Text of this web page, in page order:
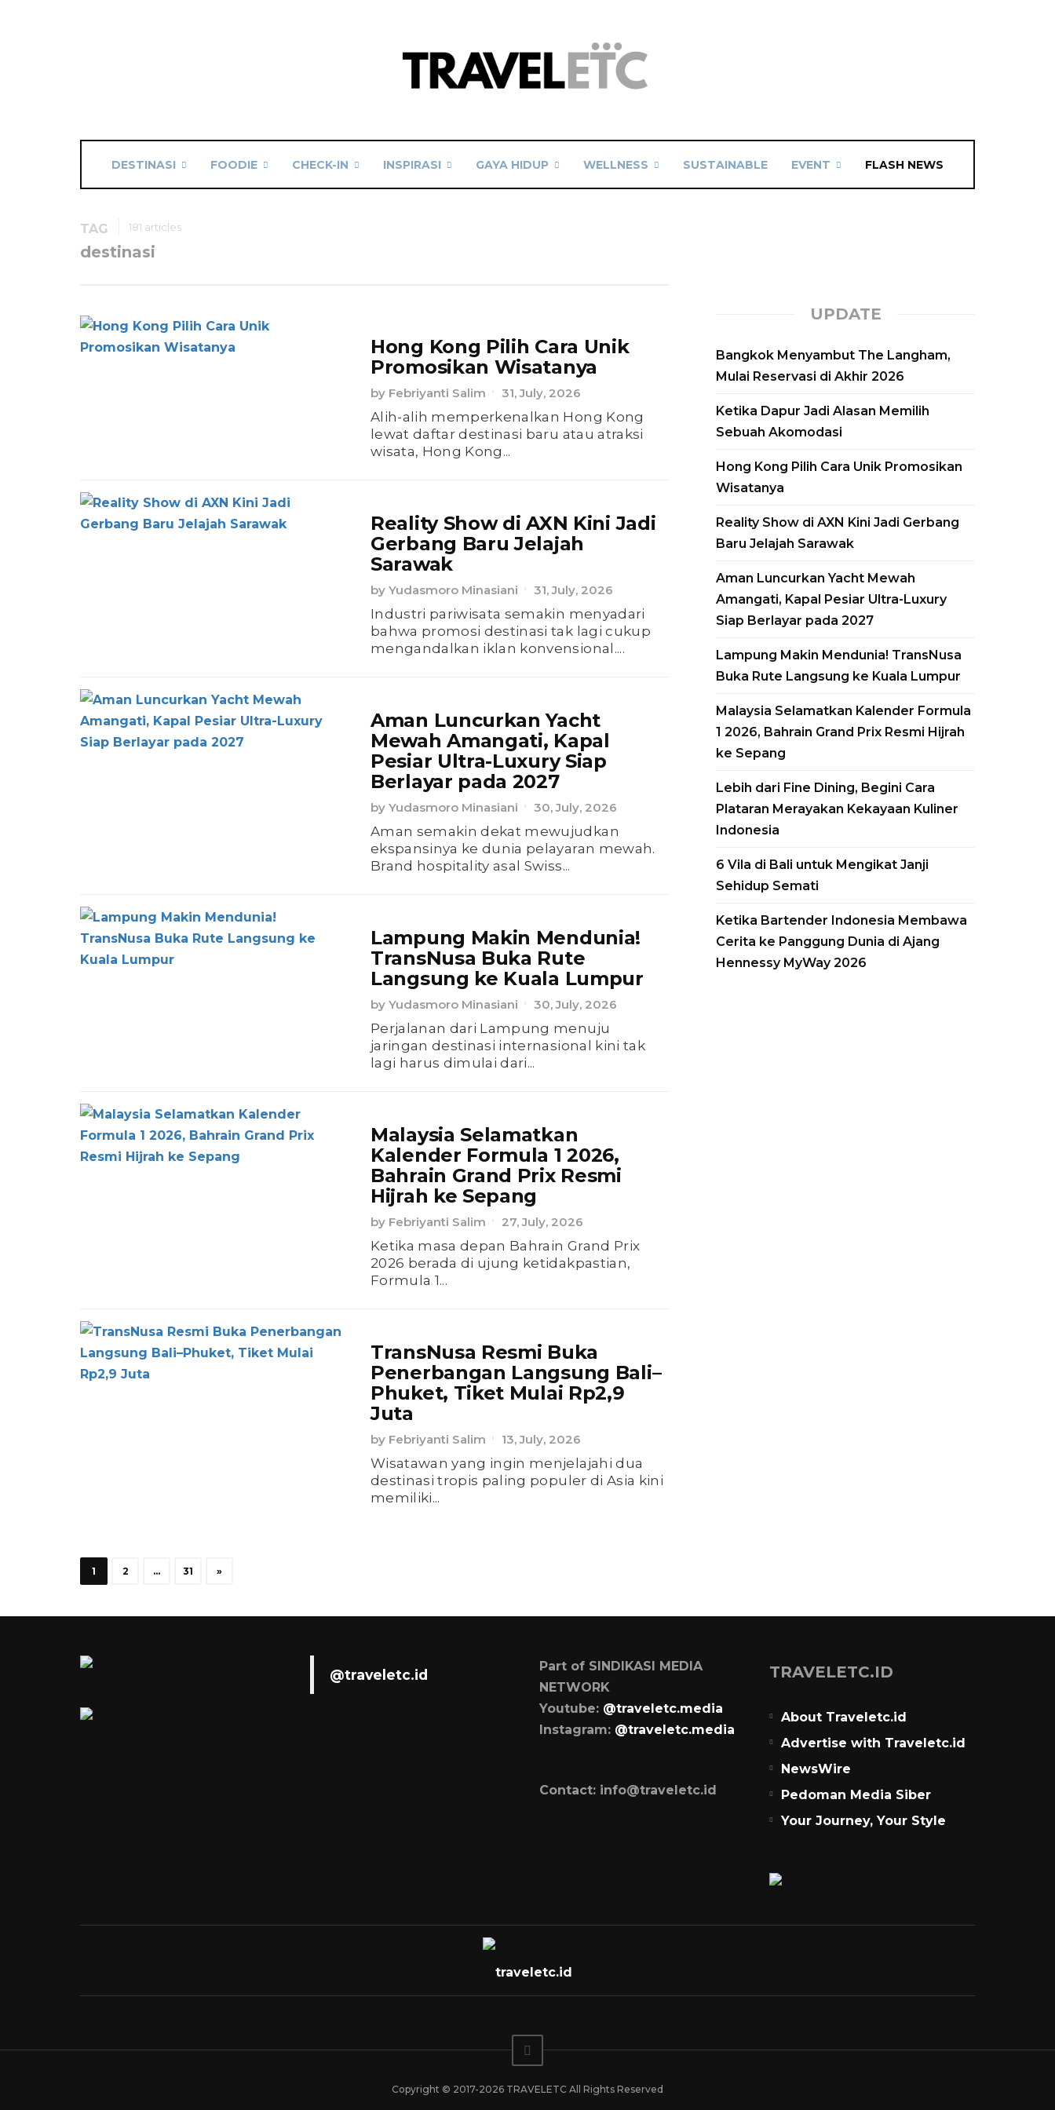
DESTINASI FOODIE CHECK-IN INSPIRASI GAYA HIDUP WELLNESS SUSTAINABLE EVENT FLASH NEWS
TAG 181 articles
destinasi
Hong Kong Pilih Cara Unik
Promosikan Wisatanya
by Febriyanti Salim 31, July, 2026
Alih-alih memperkenalkan Hong Kong
lewat daftar destinasi baru atau atraksi
wisata, Hong Kong...
Reality Show di AXN Kini Jadi
Gerbang Baru Jelajah
Sarawak
by Yudasmoro Minasiani 31, July, 2026
Industri pariwisata semakin menyadari
bahwa promosi destinasi tak lagi cukup
mengandalkan iklan konvensional....
Aman Luncurkan Yacht
Mewah Amangati, Kapal
Pesiar Ultra-Luxury Siap
Berlayar pada 2027
by Yudasmoro Minasiani 30, July, 2026
Aman semakin dekat mewujudkan
ekspansinya ke dunia pelayaran mewah.
Brand hospitality asal Swiss...
Lampung Makin Mendunia!
TransNusa Buka Rute
Langsung ke Kuala Lumpur
by Yudasmoro Minasiani 30, July, 2026
Perjalanan dari Lampung menuju
jaringan destinasi internasional kini tak
lagi harus dimulai dari...
Malaysia Selamatkan
Kalender Formula 1 2026,
Bahrain Grand Prix Resmi
Hijrah ke Sepang
by Febriyanti Salim 27, July, 2026
Ketika masa depan Bahrain Grand Prix
2026 berada di ujung ketidakpastian,
Formula 1...
TransNusa Resmi Buka
Penerbangan Langsung Bali–
Phuket, Tiket Mulai Rp2,9
Juta
by Febriyanti Salim 13, July, 2026
Wisatawan yang ingin menjelajahi dua
destinasi tropis paling populer di Asia kini
memiliki...
1 2 … 31 »
UPDATE
Bangkok Menyambut The Langham,
Mulai Reservasi di Akhir 2026
Ketika Dapur Jadi Alasan Memilih
Sebuah Akomodasi
Hong Kong Pilih Cara Unik Promosikan
Wisatanya
Reality Show di AXN Kini Jadi Gerbang
Baru Jelajah Sarawak
Aman Luncurkan Yacht Mewah
Amangati, Kapal Pesiar Ultra-Luxury
Siap Berlayar pada 2027
Lampung Makin Mendunia! TransNusa
Buka Rute Langsung ke Kuala Lumpur
Malaysia Selamatkan Kalender Formula
1 2026, Bahrain Grand Prix Resmi Hijrah
ke Sepang
Lebih dari Fine Dining, Begini Cara
Plataran Merayakan Kekayaan Kuliner
Indonesia
6 Vila di Bali untuk Mengikat Janji
Sehidup Semati
Ketika Bartender Indonesia Membawa
Cerita ke Panggung Dunia di Ajang
Hennessy MyWay 2026
@traveletc.id
Part of SINDIKASI MEDIA
NETWORK
Youtube: @traveletc.media
Instagram: @traveletc.media
Contact: info@traveletc.id
TRAVELETC.ID
About Traveletc.id
Advertise with Traveletc.id
NewsWire
Pedoman Media Siber
Your Journey, Your Style
Copyright © 2017-2026 TRAVELETC All Rights Reserved
Aman Luncurkan
Yacht Mewah
Amangati, Kapal